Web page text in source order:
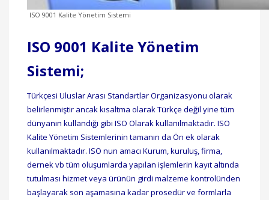
ISO 9001 Kalite Yönetim Sistemi
ISO 9001 Kalite Yönetim
Sistemi;
Türkçesi Uluslar Arası Standartlar Organizasyonu olarak
belirlenmiştir ancak kısaltma olarak Türkçe değil yine tüm
dünyanın kullandığı gibi ISO Olarak kullanılmaktadır. ISO
Kalite Yönetim Sistemlerinin tamanın da Ön ek olarak
kullanılmaktadır. ISO nun amacı Kurum, kuruluş, firma,
dernek vb tüm oluşumlarda yapılan işlemlerin kayıt altında
tutulması hizmet veya ürünün girdi malzeme kontrolünden
başlayarak son aşamasına kadar prosedür ve formlarla